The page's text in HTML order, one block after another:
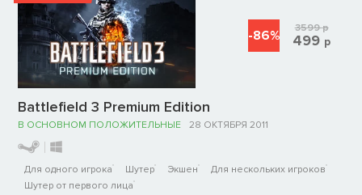
Battlefield 3 Premium Edition
В ОСНОВНОМ ПОЛОЖИТЕЛЬНЫЕ 28 ОКТЯБРЯ 2011
Для одного игрока Шутер Экшен
Для нескольких игроков
Шутер от первого лица
-86% 3599р
499 р